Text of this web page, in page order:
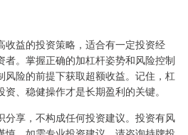
收益的投资策略，适合有一定投资经
者。掌握正确的加杠杆姿势和风险控制
风险的前提下获取超额收益。记住，杠
、稳健操作才是长期盈利的关键。
分享，不构成任何投资建议。投资有风